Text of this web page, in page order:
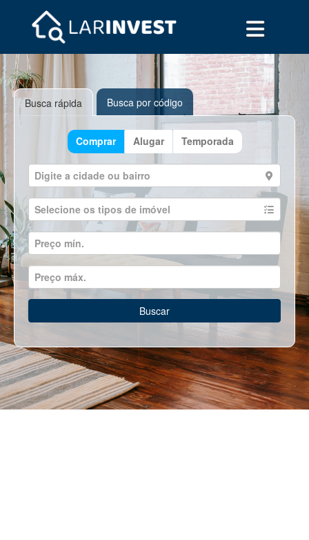
Busca rápida Busca por código
Comprar Alugar Temporada